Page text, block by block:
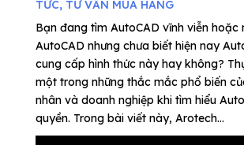
TỨC, TƯ VẤN MUA HÀNG
Bạn đang tìm AutoCAD vĩnh viễn hoặc
AutoCAD nhưng chưa biết hiện nay
cung cấp hình thức này hay không?
một trong những thắc mắc phổ biến
nhân và doanh nghiệp khi tìm hiểu
quyền. Trong bài viết này, Arotech...